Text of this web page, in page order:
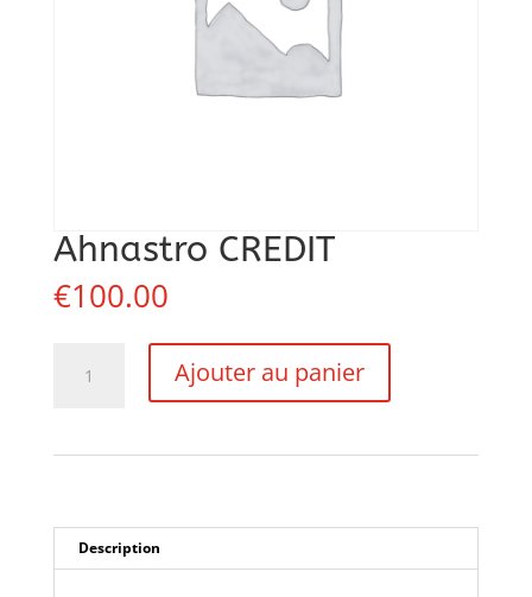
Ahnastro CREDIT
€100.00
Ajouter au panier
Description